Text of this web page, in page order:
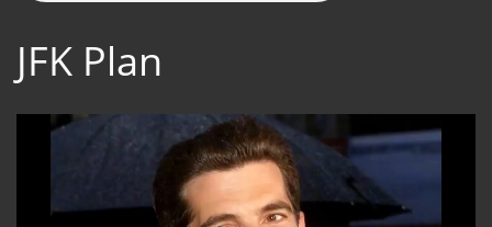
JFK Plan